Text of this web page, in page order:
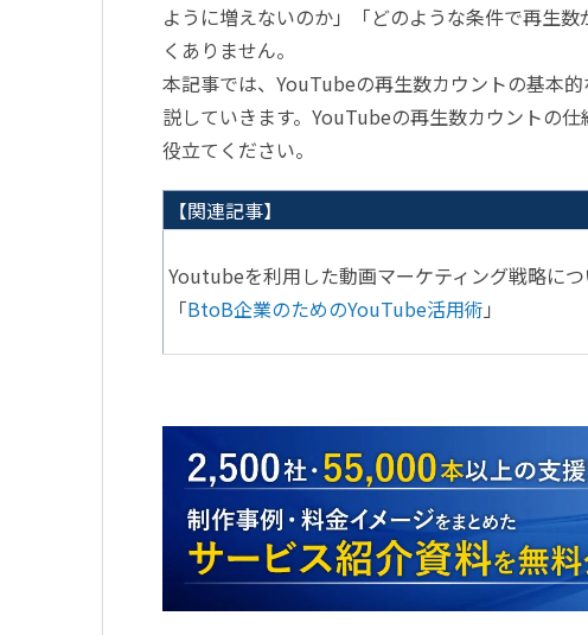
ように増えないのか」「どのような条件で再生
くありません。
本記事では、 YouTubeの再生数カウントの基本的
説していきます。 YouTubeの再生数カウントの
役立てください。
【関連記事】
Youtubeを利用した動画マーケティング戦略に
「BtoB企業のためのYouTube活用術 」